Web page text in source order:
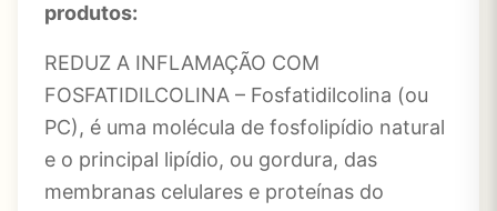
produtos:
REDUZ A INFLAMAÇÃO COM
FOSFATIDILCOLINA – Fosfatidilcolina (ou
PC), é uma molécula de fosfolipídio natural
e o principal lipídio, ou gordura, das
membranas celulares e proteínas do